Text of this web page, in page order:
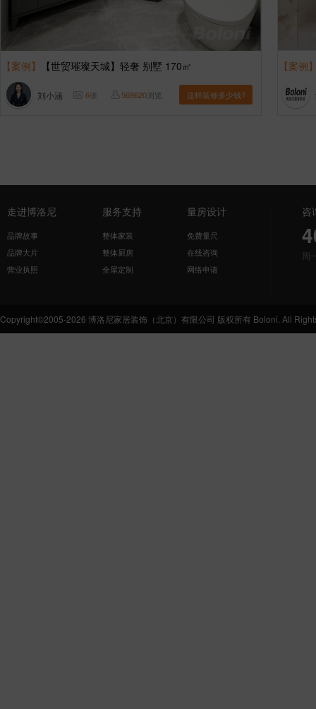
【案例】 【世贸璀璨天城】轻奢 别墅 170㎡
刘小涵 6张 569620浏览 这样装修多少钱?
【案例
走进博洛尼
品牌故事
品牌大片
营业执照
服务支持
整体家装
整体厨房
全屋定制
量房设计
免费量尺
在线咨询
网络申请
咨
周
Copyright©2005-2026 博洛尼家居装饰（北京）有限公司 版权所有 Boloni. All